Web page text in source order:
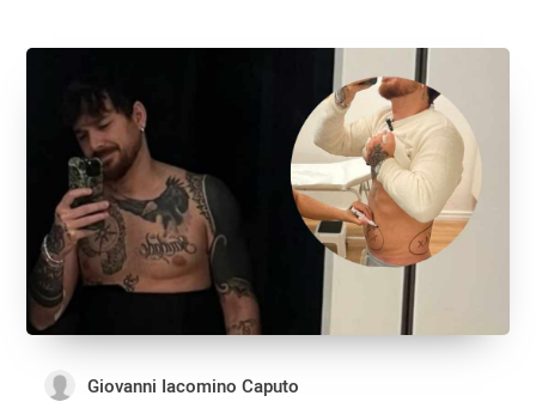
Giovanni Iacomino Caputo